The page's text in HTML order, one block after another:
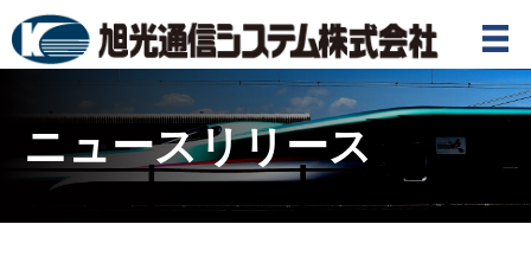
ニュースリリース